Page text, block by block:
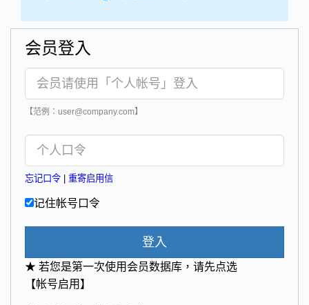
会员登入
【范例：user@company.com】
忘记口令 重寄启用信
记住帐号口令
登入
★ 若您是第一次使用会员数据库，请先点选
【帐号启用】